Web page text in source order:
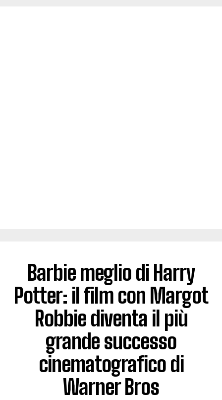
Barbie meglio di Harry
Potter: il film con Margot
Robbie diventa il più
grande successo
cinematografico di
Warner Bros